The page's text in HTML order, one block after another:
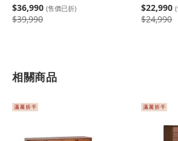
$36,990 (售價已折)
$39,990
$22,990
$24,990
相關商品